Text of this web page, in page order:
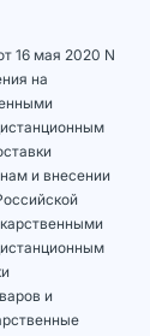
16 мая 2020 N
на
и внесении
и